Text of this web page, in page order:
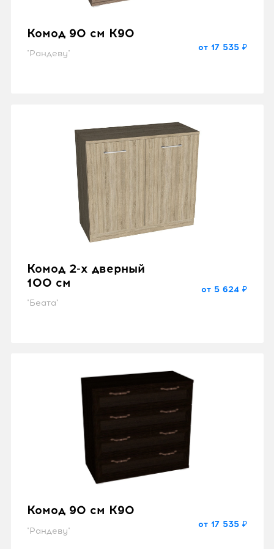
Комод 90 см K90
"Рандеву"
от 17 535 ₽
Комод 2-х дверный
100 см
"Беата"
от 5 624 ₽
Комод 90 см K90
"Рандеву"
от 17 535 ₽